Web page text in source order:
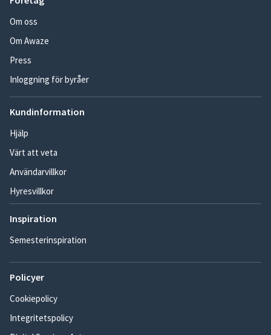
Om oss
Om Awaze
Press
Inloggning för byråer
Kundinformation
Hjälp
Värt att veta
Användarvillkor
Hyresvillkor
Inspiration
Semesterinspiration
Policyer
Cookiepolicy
Integritetspolicy